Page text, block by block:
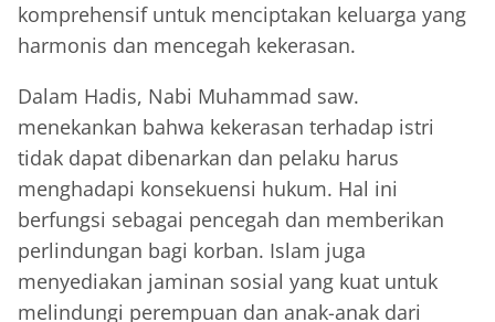
komprehensif untuk menciptakan keluarga yang
harmonis dan mencegah kekerasan.
Dalam Hadis, Nabi Muhammad saw.
menekankan bahwa kekerasan terhadap istri
tidak dapat dibenarkan dan pelaku harus
menghadapi konsekuensi hukum. Hal ini
berfungsi sebagai pencegah dan memberikan
perlindungan bagi korban. Islam juga
menyediakan jaminan sosial yang kuat untuk
melindungi perempuan dan anak-anak dari